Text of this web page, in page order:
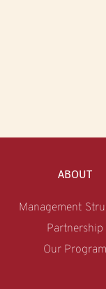
ABOUT
Management
Partnership
Our Program